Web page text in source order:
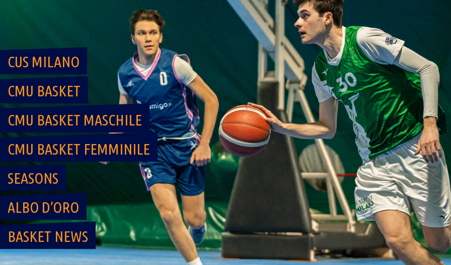
CUS MILANO
CMU BASKET
CMU BASKET MASCHILE
CMU BASKET FEMMINILE
SEASONS
ALBO D’ORO
BASKET NEWS